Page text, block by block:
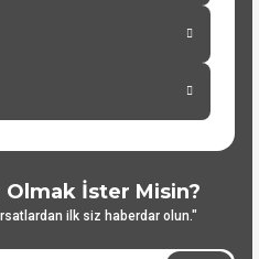
İster Misin?
ilk siz haberdar olun."